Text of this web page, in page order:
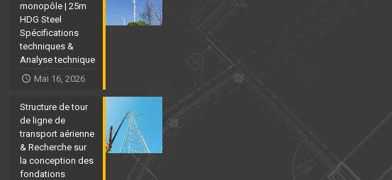
monopôle | 25m
HDG Steel
Spécifications
techniques &
Analyse technique
Mai 16, 2026
Structure de tour
de ligne de
transport aérienne
& Recherche sur
la conception des
fondations